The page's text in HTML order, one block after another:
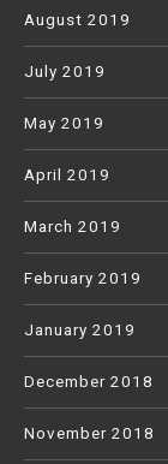
August 2019
July 2019
May 2019
April 2019
March 2019
February 2019
January 2019
December 2018
November 2018